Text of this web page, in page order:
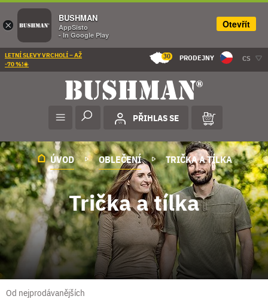
LETNÍ SLEVY VRCHOLÍ – AŽ
-70 %!☀️
30 PRODEJNY CS
PŘIHLAS SE
ÚVOD OBLEČENÍ TRIČKA A TÍLKA
Trička a tílka
Od nejprodávanějších
×
BUSHMAN
AppSisto
- In Google Play
Otevřít